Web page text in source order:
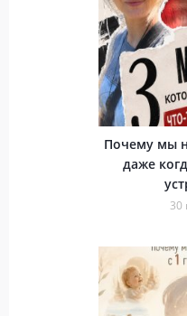
Почему мы
даже
30